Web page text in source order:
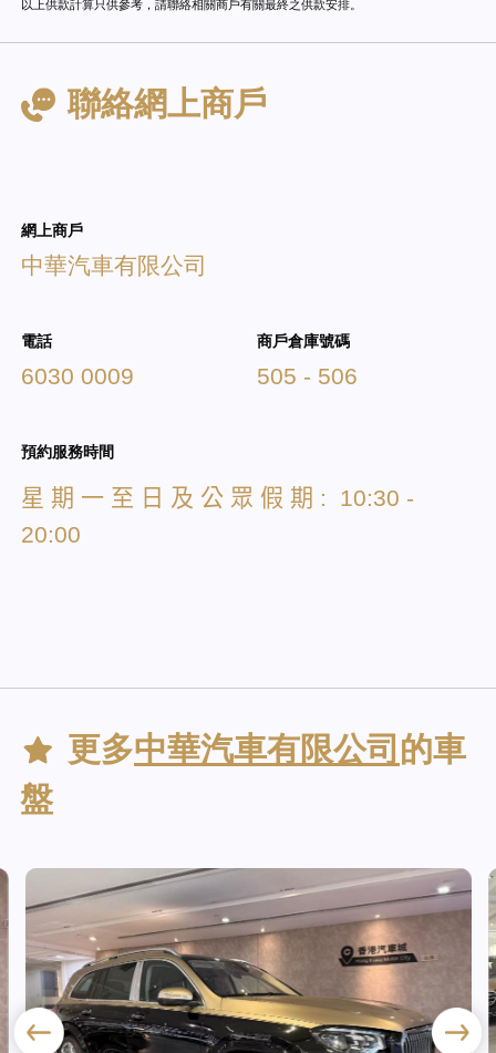
以上供款計算只供參考，請聯絡相關商戶有關最終之供款安排。
聯絡網上商戶
網上商戶
中華汽車有限公司
電話
6030 0009
商戶倉庫號碼
505 - 506
預約服務時間
星 期 一 至 日 及 公 眾 假 期 : 10:30 -
20:00
更多中華汽車有限公司 的車
盤